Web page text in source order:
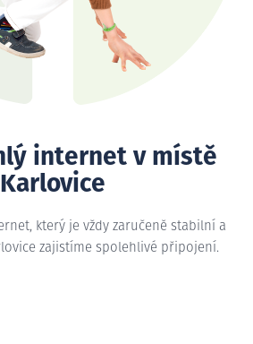
internet v místě
Karlovice
který je vždy zaručeně stabilní a
zajistíme spolehlivé připojení.